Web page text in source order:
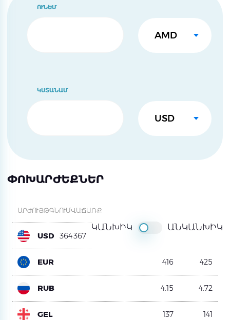
ՈՒՆԵՄ
ԿՍՏԱՆԱՄ
ՓՈԽԱՐԺԵՔՆԵՐ
ԿԱՆԽԻԿ ԱՆԿԱՆԽԻԿ
ԱՐԺՈՒՅԹԳՆՈՒՄՎԱՃԱՌՔ
USD 364367
EUR 416 425
RUB 4.15 4.72
GEL 137 141